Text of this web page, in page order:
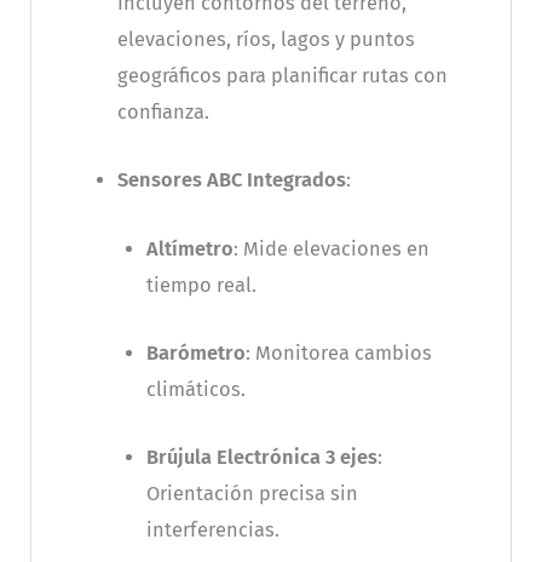
elevaciones, ríos, lagos y puntos
geográficos para planificar rutas con
confianza.
Sensores ABC Integrados:
Altímetro: Mide elevaciones en
tiempo real.
Barómetro: Monitorea cambios
climáticos.
Brújula Electrónica 3 ejes:
Orientación precisa sin
interferencias.